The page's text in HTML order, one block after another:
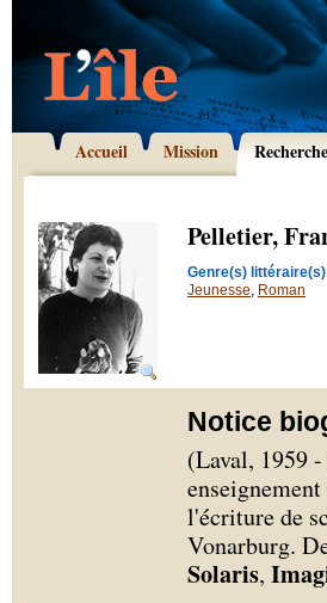
Accueil Mission Recherche
Pelletier,
Genre(s) littéraire(s)
Jeunesse, Roman
Notice
(Laval, 1959
l'écriture de
Vonarburg.
Solaris,